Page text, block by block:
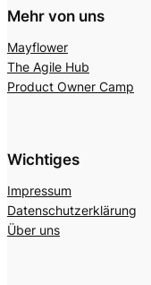
Mehr von uns
Mayflower
The Agile Hub
Product Owner Camp
Wichtiges
Impressum
Datenschutzerklärung
Über uns